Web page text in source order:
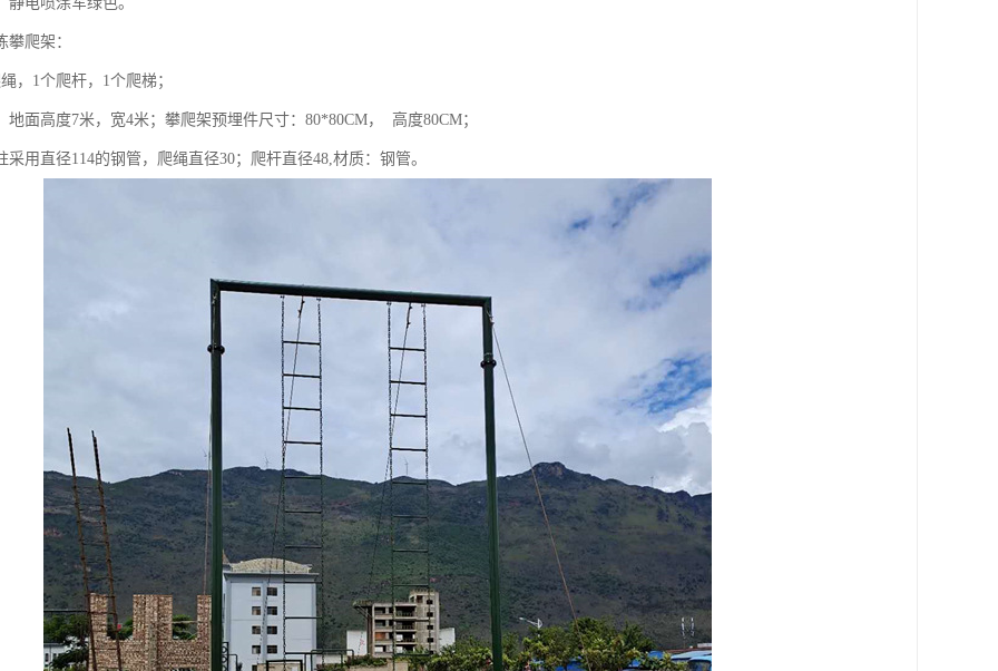
攀爬架：
，1个爬杆，1个爬梯；
地面高度7米，宽4米；攀爬架预埋件尺寸：80*80CM， 高度80CM；
采用直径114的钢管，爬绳直径30；爬杆直径48,材质：钢管。